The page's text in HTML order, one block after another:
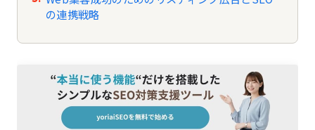
の連携戦略